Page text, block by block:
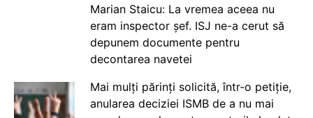
Marian Staicu: La vremea aceea nu
eram inspector șef. ISJ ne-a cerut să
depunem documente pentru
decontarea navetei
Mai mulți părinți solicită, într-o petiție,
anularea deciziei ISMB de a nu mai